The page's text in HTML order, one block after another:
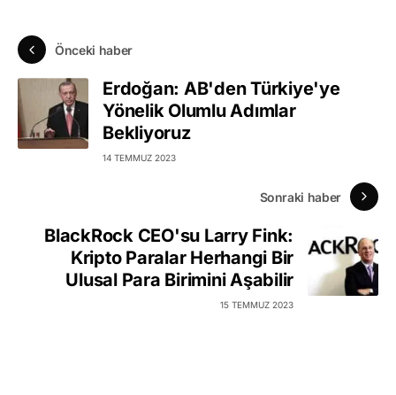
Önceki haber
Erdoğan: AB'den Türkiye'ye
Yönelik Olumlu Adımlar
Bekliyoruz
14 TEMMUZ 2023
Sonraki haber
BlackRock CEO'su Larry Fink:
Kripto Paralar Herhangi Bir
Ulusal Para Birimini Aşabilir
15 TEMMUZ 2023